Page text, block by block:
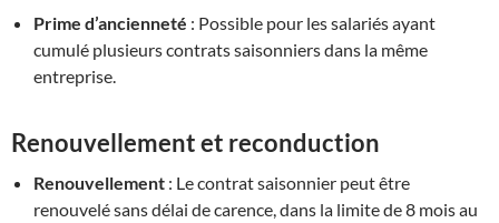
Prime d’ancienneté : Possible pour les salariés ayant
cumulé plusieurs contrats saisonniers dans la même
entreprise.
Renouvellement et reconduction
Renouvellement : Le contrat saisonnier peut être
renouvelé sans délai de carence, dans la limite de 8 mois au